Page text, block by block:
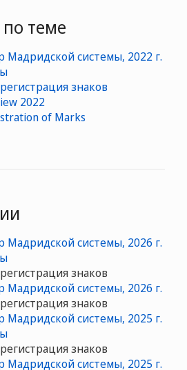
теме
Мадридской системы, 2022 г.
знаков
2022
of Marks
Мадридской системы, 2026 г.
знаков
Мадридской системы, 2026 г.
знаков
Мадридской системы, 2025 г.
знаков
Мадридской системы, 2025 г.